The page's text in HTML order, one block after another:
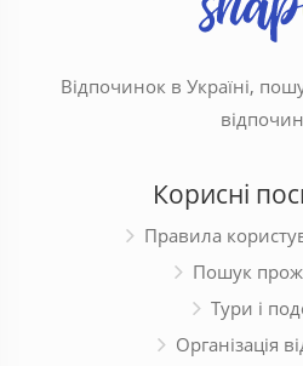
Відпочинок в Україні,
Корисні
Правила
Пошук
Тури і
Організація